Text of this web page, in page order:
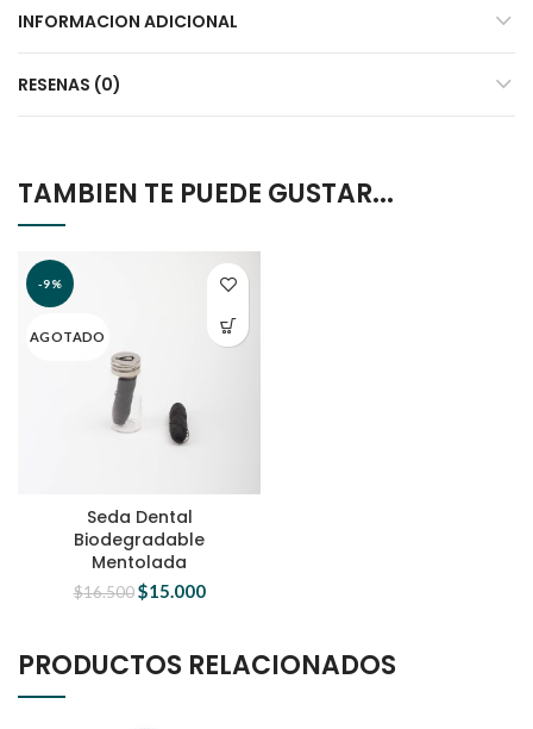
INFORMACION ADICIONAL
RESENAS (0)
TAMBIEN TE PUEDE GUSTAR...
-9%
AGOTADO
Seda Dental
Biodegradable
Mentolada
$16.500 $15.000
PRODUCTOS RELACIONADOS